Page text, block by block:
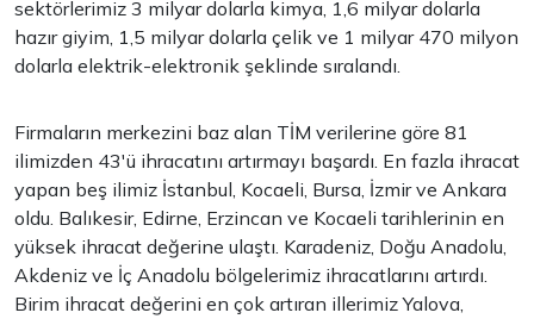
sektörlerimiz 3 milyar dolarla kimya, 1,6 milyar dolarla
hazır giyim, 1,5 milyar dolarla çelik ve 1 milyar 470 milyon
dolarla elektrik-elektronik şeklinde sıralandı.
Firmaların merkezini baz alan TİM verilerine göre 81
ilimizden 43'ü ihracatını artırmayı başardı. En fazla ihracat
yapan beş ilimiz İstanbul, Kocaeli, Bursa, İzmir ve Ankara
oldu. Balıkesir, Edirne, Erzincan ve Kocaeli tarihlerinin en
yüksek ihracat değerine ulaştı. Karadeniz, Doğu Anadolu,
Akdeniz ve İç Anadolu bölgelerimiz ihracatlarını artırdı.
Birim ihracat değerini en çok artıran illerimiz Yalova,